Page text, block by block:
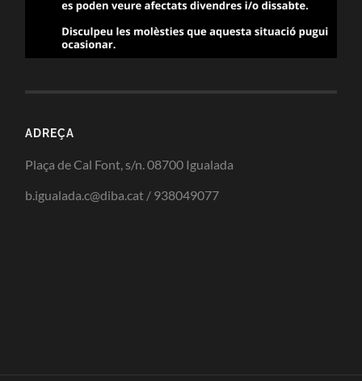
ADREÇA
Plaça de Cal Font, s/n. 08700 Igualada
b.igualada.c@diba.cat / 938049077